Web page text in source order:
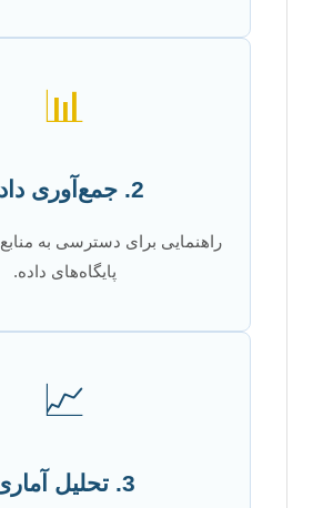
📊
2. جمع‌آوری داده
راهنمایی برای دسترسی به
پایگاه‌های داده.
📈
3. تحلیل آماری